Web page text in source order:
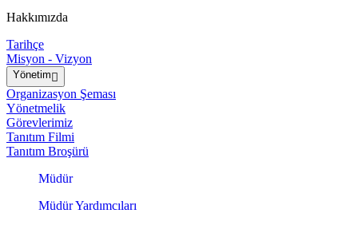
Hakkımızda
Tarihçe
Misyon - Vizyon
Yönetim
Organizasyon Şeması
Yönetmelik
Görevlerimiz
Tanıtım Filmi
Tanıtım Broşürü
Müdür
Müdür Yardımcıları